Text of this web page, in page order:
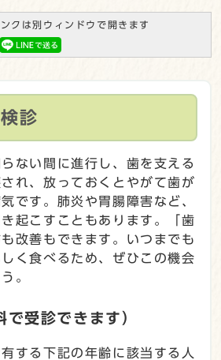
クは別ウィンドウで開きます
診
らない間に進行し、歯を支える
れ、放っておくとやがて歯が
です。肺炎や胃腸障害など、
起こすこともあります。「歯
改善もできます。いつまでも
く食べるため、ぜひこの機会
。
で受診できます）
する下記の年齢に該当する人